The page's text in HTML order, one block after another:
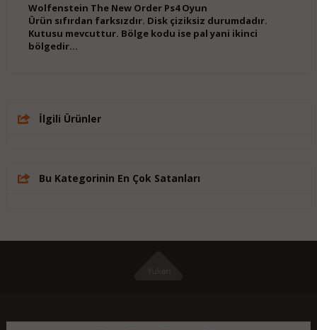
Wolfenstein The New Order Ps4 Oyun
Ürün sıfırdan farksızdır. Disk çiziksiz durumdadır.
Kutusu mevcuttur. Bölge kodu ise pal yani ikinci
bölgedir...
İlgili Ürünler
Bu Kategorinin En Çok Satanları